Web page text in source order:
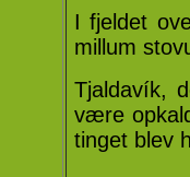
I fjeldet
millum
Tjaldavík,
være
tinget blev